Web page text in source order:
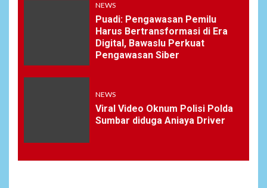
NEWS
Puadi: Pengawasan Pemilu
Harus Bertransformasi di Era
Digital, Bawaslu Perkuat
Pengawasan Siber
NEWS
Viral Video Oknum Polisi Polda
Sumbar diduga Aniaya Driver